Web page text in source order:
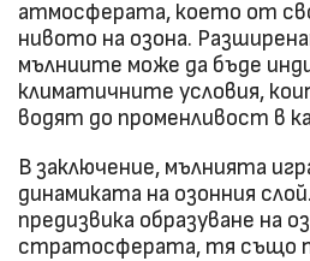
атмосферата, което от
нивото на озона.
мълниите може да бъде
климатичните условия,
водят до променливост в
В заключение, мълнията
динамиката на озонния
предизвика образуване на
стратосферата, тя също